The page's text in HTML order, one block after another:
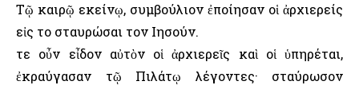
Τῷ καιρῷ εκείνῳ, συμβούλιον ἐποίησαν οἱ ἀρχιερείς
εἰς το σταυρώσαι τον Ιησούν.
Ὅτε οὖν εἶδον αὐτὸν οἱ ἀρχιερεῖς καὶ οἱ ὑπηρέται,
ἐκραύγασαν τῷ Πιλάτῳ λέγοντες· σταύρωσον